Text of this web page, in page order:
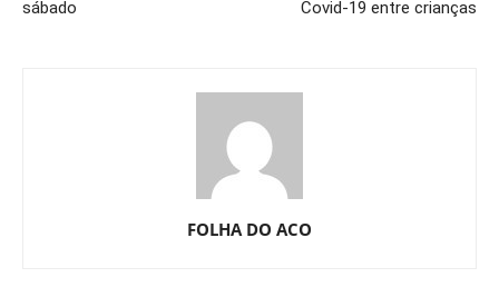
sábado Covid-19 entre crianças
FOLHA DO ACO